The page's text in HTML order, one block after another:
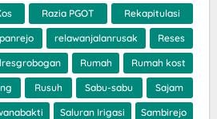
Razia PGOT Rekapitulasi
relawanjalanrusak Reses
Rumah Rumah kost
Rusuh Sabu-sabu Sajam
Saluran Irigasi Sambirejo